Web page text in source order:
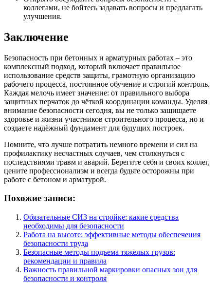
коллегами, не бойтесь задавать вопросы и предлагать
улучшения.
Заключение
Безопасность при бетонных и арматурных работах – это
комплексный подход, который включает правильное
использование средств защиты, грамотную организацию
рабочего процесса, постоянное обучение и строгий контроль.
Каждая мелочь имеет значение: от правильного выбора
защитных перчаток до чёткой координации команды. Уделяя
внимание безопасности сегодня, вы не только защищаете
здоровье и жизни участников строительного процесса, но и
создаете надёжный фундамент для будущих построек.
Помните, что лучше потратить немного времени и сил на
профилактику несчастных случаев, чем столкнуться с
последствиями травм и аварий. Берегите себя и своих коллег,
цените профессионализм и всегда будьте осторожны при
работе с бетоном и арматурой.
Похожие записи:
Обязательные СИЗ на стройке: какие средства
необходимы для безопасности
Работа на высоте: эффективные методы обеспечения
безопасности труда
Безопасные методы подъема тяжелых грузов:
рекомендации и правила
Важность правильной маркировки опасных зон для
безопасности и контроля